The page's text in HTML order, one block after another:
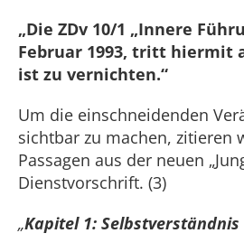
„Die ZDv 10/1 „Innere
Februar 1993, tritt hiermit
ist zu vernichten.“
Um die einschneidenden
sichtbar zu machen, zitieren
Passagen aus der neuen
Dienstvorschrift. (3)
„Kapitel 1: